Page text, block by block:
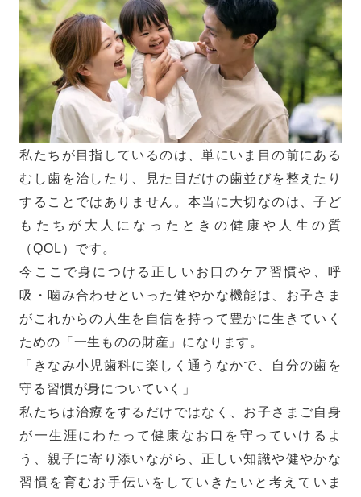
私たちが目指しているのは、単にいま目の前にある
むし歯を治したり、見た目だけの歯並びを整えたり
することではありません。本当に大切なのは、子ど
もたちが大人になったときの健康や人生の質
（QOL）です。
今ここで身につける正しいお口のケア習慣や、呼
吸・噛み合わせといった健やかな機能は、お子さま
がこれからの人生を自信を持って豊かに生きていく
ための「一生ものの財産」になります。
「きなみ小児歯科に楽しく通うなかで、自分の歯を
守る習慣が身についていく」
私たちは治療をするだけではなく、お子さまご自身
が一生涯にわたって健康なお口を守っていけるよ
う、親子に寄り添いながら、正しい知識や健やかな
習慣を育むお手伝いをしていきたいと考えていま